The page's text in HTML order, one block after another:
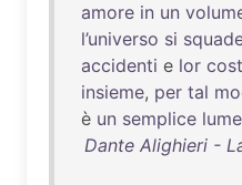
amore in un
l’universo si
accidenti e lor
insieme, per tal
è un semplice lume
Dante Alighieri -